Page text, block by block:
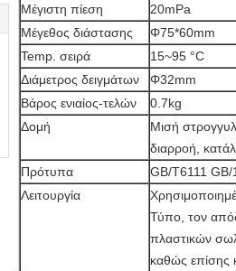
Μέγιστη πίεση
20mPa
Μέγεθος διάστασης
Φ75*60mm
Temp. σειρά
15~95 °C
Διάμετρος δειγμάτων
Φ32mm
Βάρος ενιαίος-τελών
0.7kg
Δομή
Μισή
διαρροή,
Πρότυπα
GB/T6111
Λειτουργία
Τύπο, τον
πλαστικών
καθώς επίσης